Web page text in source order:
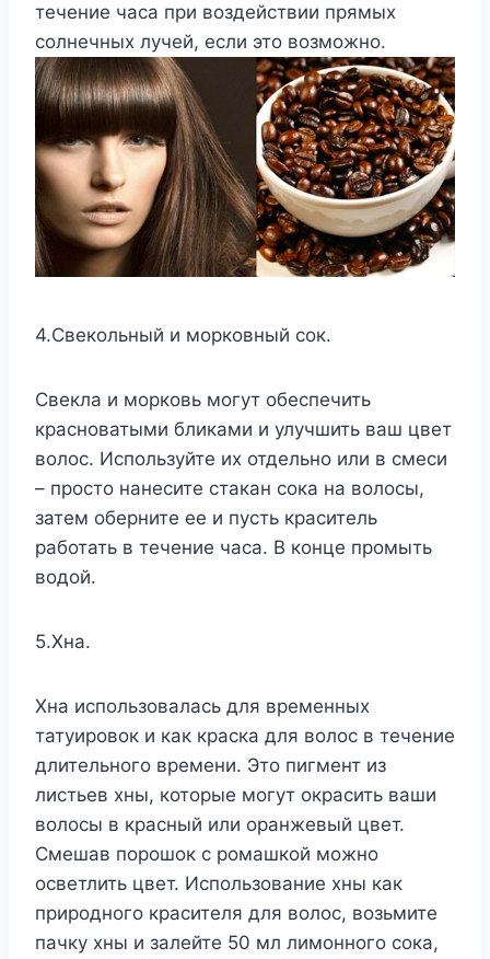
течение часа при воздействии прямых
солнечных лучей, если это возможно.
4.Свекольный и морковный сок.
Свекла и морковь могут обеспечить
красноватыми бликами и улучшить ваш цвет
волос. Используйте их отдельно или в смеси
– просто нанесите стакан сока на волосы,
затем оберните ее и пусть краситель
работать в течение часа. В конце промыть
водой.
5.Хна.
Хна использовалась для временных
татуировок и как краска для волос в течение
длительного времени. Это пигмент из
листьев хны, которые могут окрасить ваши
волосы в красный или оранжевый цвет.
Смешав порошок с ромашкой можно
осветлить цвет. Использование хны как
природного красителя для волос, возьмите
пачку хны и залейте 50 мл лимонного сока,